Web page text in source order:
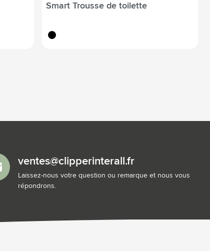
Smart Trousse de toilette
noir
ventes@clipperinterall.fr
Laissez-nous votre question ou remarque et nous vous
répondrons.